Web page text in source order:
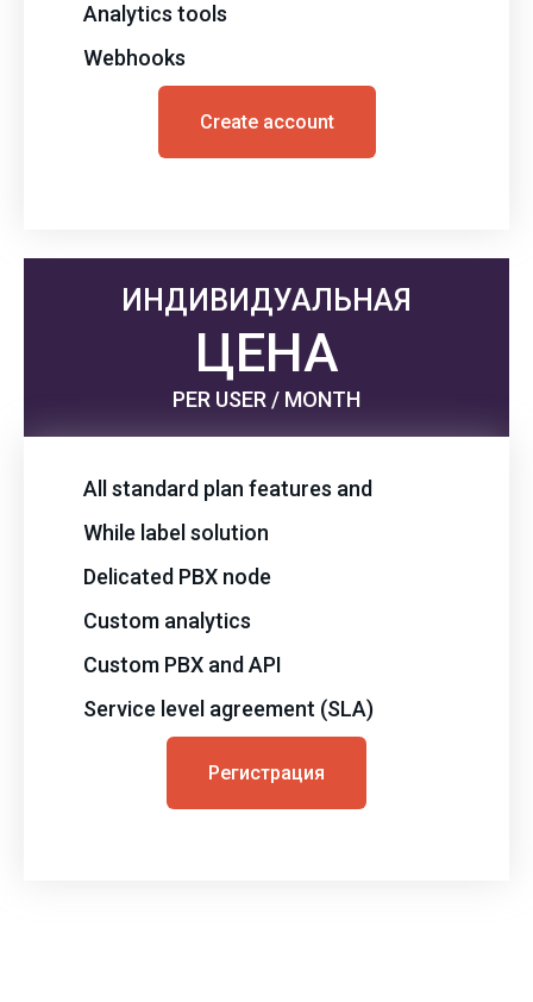
Analytics tools
Webhooks
Create account
ИНДИВИДУАЛЬНАЯ
ЦЕНА
PER USER / MONTH
All standard plan features and
While label solution
Delicated PBX node
Custom analytics
Custom PBX and API
Service level agreement (SLA)
Регистрация